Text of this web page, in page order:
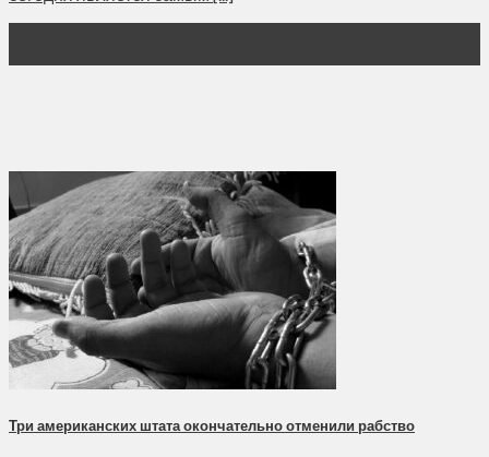
Три американских штата окончательно отменили рабство